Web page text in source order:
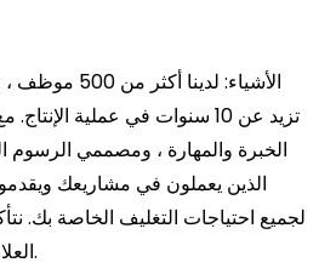
تزيد عن 10 سنوات في عملية
الخبرة والمهارة ، ومصممي الرسوم
الذين يعملون في مشاريعك
لجميع احتياجات التغليف الخاصة بك.
العلامة ويتحكم في تكاليفك.